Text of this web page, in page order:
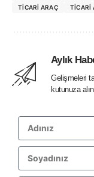
TICARI ARAÇ
TICARI
Aylık
Gelişmeleri
kutunuza alın.